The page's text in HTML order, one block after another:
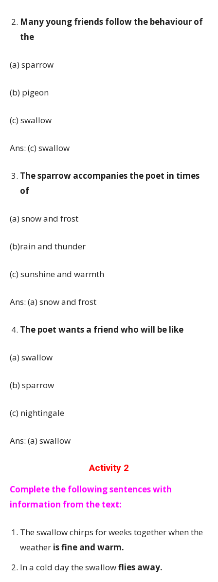
Many young friends follow the behaviour of
the
(a) sparrow
(b) pigeon
(c) swallow
Ans: (c) swallow
The sparrow accompanies the poet in times
of
(a) snow and frost
(b)rain and thunder
(c) sunshine and warmth
Ans: (a) snow and frost
The poet wants a friend who will be like
(a) swallow
(b) sparrow
(c) nightingale
Ans: (a) swallow
Activity 2
Complete the following sentences with
information from the text:
The swallow chirps for weeks together when the
weather is fine and warm.
In a cold day the swallowflies away.